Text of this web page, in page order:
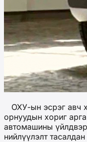
ОХУ-ын эсрэг авч
орнуудын хориг
автомашины
нийлүүлэлт